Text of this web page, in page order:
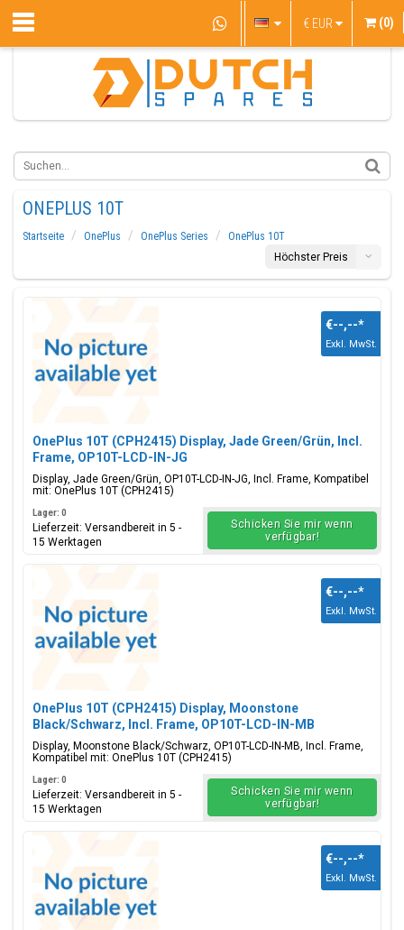
€ EUR (0)
ONEPLUS 10T
Startseite OnePlus OnePlus Series
OnePlus 10T
Höchster Preis
OnePlus 10T (CPH2415) Display, Jade Green/Grün, Incl.
Frame, OP10T-LCD-IN-JG
Display, Jade Green/Grün, OP10T-LCD-IN-JG, Incl. Frame, Kompatibel
mit: OnePlus 10T (CPH2415)
€--,--*
Exkl. MwSt.
Lager: 0
Lieferzeit: Versandbereit in 5 -
15 Werktagen
Schicken Sie mir wenn
verfügbar!
OnePlus 10T (CPH2415) Display, Moonstone
Black/Schwarz, Incl. Frame, OP10T-LCD-IN-MB
Display, Moonstone Black/Schwarz, OP10T-LCD-IN-MB, Incl. Frame,
Kompatibel mit: OnePlus 10T (CPH2415)
€--,--*
Exkl. MwSt.
Lager: 0
Lieferzeit: Versandbereit in 5 -
15 Werktagen
Schicken Sie mir wenn
verfügbar!
€--,--*
Exkl. MwSt.